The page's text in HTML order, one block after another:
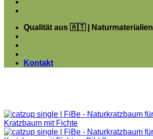
Qualität aus 🇦🇹 | Naturmaterialien
Kontakt